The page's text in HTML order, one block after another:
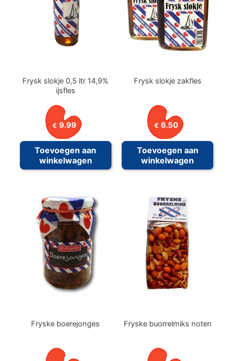
Frysk slokje 0,5 ltr 14,9%
ijsfles
€ 9.99
Toevoegen aan
winkelwagen
Frysk slokje zakfles
€ 6.50
Toevoegen aan
winkelwagen
Fryske boerejonges Fryske buorrelmiks noten